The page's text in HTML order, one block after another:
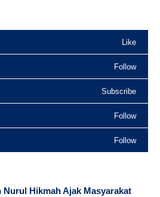
Like
Follow
Subscribe
Follow
Follow
Nurul Hikmah Ajak Masyarakat